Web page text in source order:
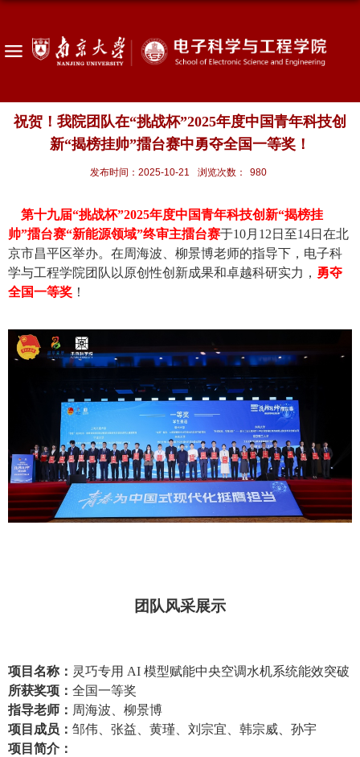
祝贺！我院团队在“挑战杯”2025年度中国青年科技创
新“揭榜挂帅”擂台赛中勇夺全国一等奖！
发布时间：2025-10-21 浏览次数： 980
第十九届“挑战杯”2025年度中国青年科技创新“揭榜挂
帅”擂台赛“新能源领域”终审主擂台赛于10月 12 日至14日在北
京市昌平区举办。 在周海波、柳景博老师的指导下，电子科
学与工程学院团队以原创性创新成果和卓越科研实力， 勇夺
全国一等奖 ！
团队风采展示
项目名称： 灵巧专用 AI 模型赋能中央空调水机系统能效突破
所获奖项： 全国一等奖
指导老师： 周海波、柳景博
项目成员 ： 邹伟、张益、黄瑾、刘宗宜、韩宗威、孙宇
项目 简介：